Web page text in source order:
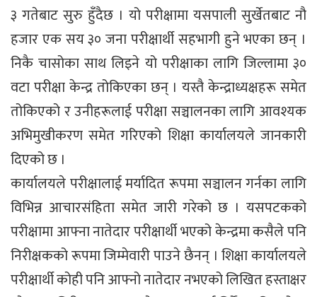
३ गतेबाट सुरु हुँदैछ । यो परीक्षामा यसपाली सुर्खेतबाट नौ
हजार एक सय ३० जना परीक्षार्थी सहभागी हुने भएका छन् ।
निकै चासोका साथ लिइने यो परीक्षाका लागि जिल्लामा ३०
वटा परीक्षा केन्द्र तोकिएका छन् । यस्तै केन्द्राध्यक्षहरू समेत
तोकिएको र उनीहरूलाई परीक्षा सञ्चालनका लागि आवश्यक
अभिमुखीकरण समेत गरिएको शिक्षा कार्यालयले जानकारी
दिएको छ ।
कार्यालयले परीक्षालाई मर्यादित रूपमा सञ्चालन गर्नका लागि
विभिन्न आचारसंहिता समेत जारी गरेको छ । यसपटकको
परीक्षामा आफ्ना नातेदार परीक्षार्थी भएको केन्द्रमा कसैले पनि
निरीक्षकको रूपमा जिम्मेवारी पाउने छैनन् । शिक्षा कार्यालयले
परीक्षार्थी कोही पनि आफ्नो नातेदार नभएको लिखित हस्ताक्षर